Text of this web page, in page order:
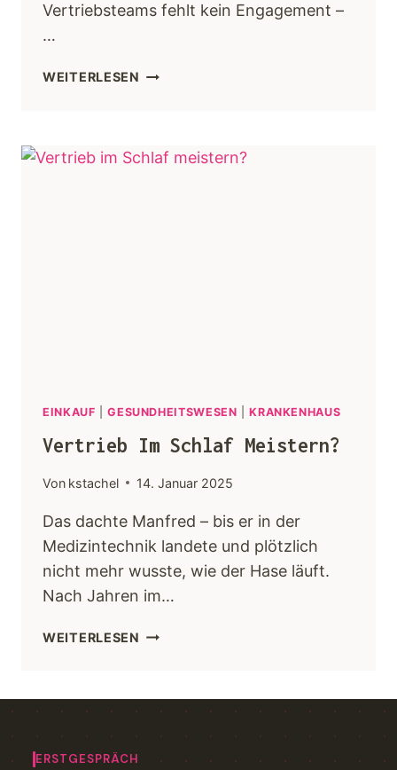
Vertriebsteams fehlt kein Engagement –
…
WEITERLESEN
EINKAUF |GESUNDHEITSWESEN |KRANKENHAUS
Vertrieb Im Schlaf Meistern?
Von kstachel 14. Januar 2025
Das dachte Manfred – bis er in der
Medizintechnik landete und plötzlich
nicht mehr wusste, wie der Hase läuft.
Nach Jahren im…
WEITERLESEN
ERSTGESPRÄCH